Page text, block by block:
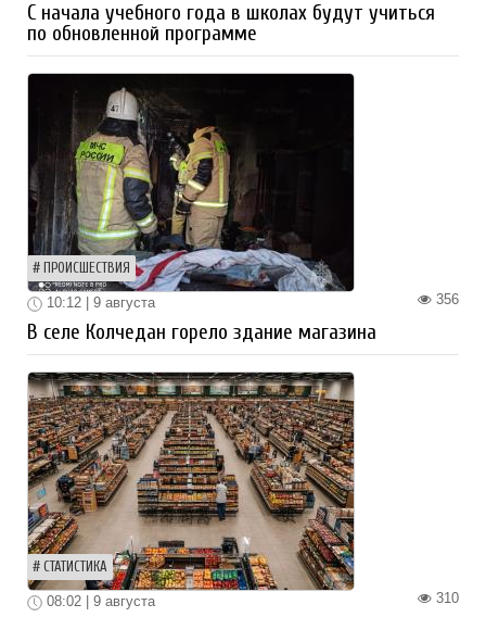
С начала учебного года в школах будут учиться
по обновленной программе
ПРОИСШЕСТВИЯ
356
10:12 | 9 августа
В селе Колчедан горело здание магазина
СТАТИСТИКА
310
08:02 | 9 августа